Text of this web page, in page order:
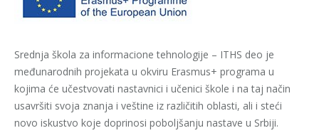
Srednja škola za informacione tehnologije – ITHS deo je
međunarodnih projekata u okviru Erasmus+ programa u
kojima će učestvovati nastavnici i učenici škole i na taj način
usavršiti svoja znanja i veštine iz različitih oblasti, ali i steći
novo iskustvo koje doprinosi poboljšanju nastave u Srbiji.